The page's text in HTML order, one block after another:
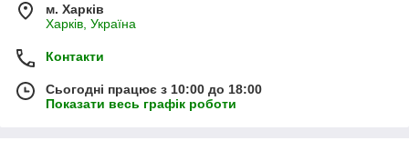
м. Харків
Харків, Україна
Контакти
Сьогодні працює з 10:00 до 18:00
Показати весь графік роботи